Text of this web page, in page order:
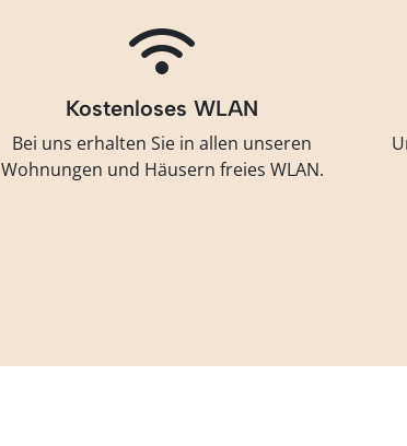
Kostenloses WLAN
Bei uns erhalten Sie in allen unseren
Wohnungen und Häusern freies WLAN.